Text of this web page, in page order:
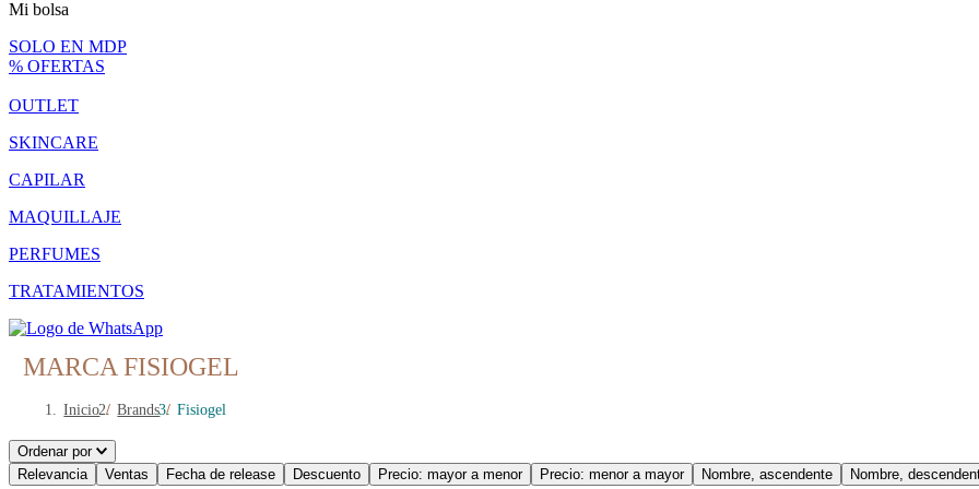
Mi bolsa
SOLO EN MDP
% OFERTAS
OUTLET
SKINCARE
CAPILAR
MAQUILLAJE
PERFUMES
TRATAMIENTOS
MARCA FISIOGEL
Inicio/ Brands/ Fisiogel
Ordenar por
Relevancia
Ventas Fecha de release Descuento Precio: mayor a menor Precio: menor a mayor Nombre, ascendente Nombre,